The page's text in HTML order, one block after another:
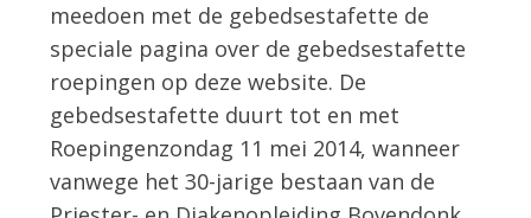
meedoen met de gebedsestafette de
speciale pagina over de gebedsestafette
roepingen op deze website. De
gebedsestafette duurt tot en met
Roepingenzondag 11 mei 2014, wanneer
vanwege het 30-jarige bestaan van de